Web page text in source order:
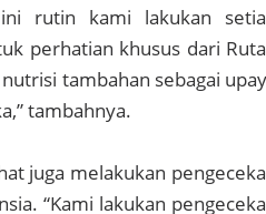
rutin kami lakukan
perhatian khusus dari
tambahan sebagai
tambahnya.
juga melakukan
“Kami lakukan